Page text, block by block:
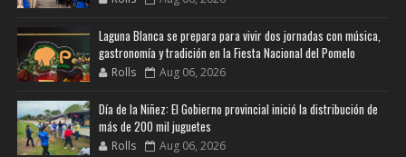
Laguna Blanca se prepara para vivir dos jornadas con música,
gastronomía y tradición en la Fiesta Nacional del Pomelo
Rolls Aug 06, 2026
Día de la Niñez: El Gobierno provincial inició la distribución de
más de 200 mil juguetes
Rolls Aug 06, 2026